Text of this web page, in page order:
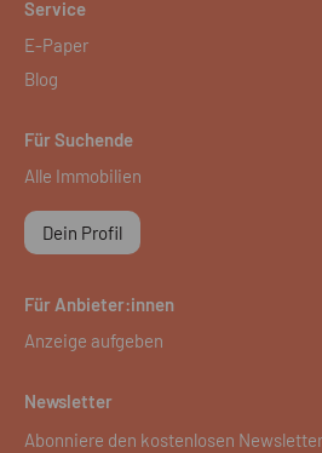
Service
E-Paper
Blog
Für Suchende
Alle Immobilien
Dein Profil
Für Anbieter:innen
Anzeige aufgeben
Newsletter
Abonniere den kostenlosen